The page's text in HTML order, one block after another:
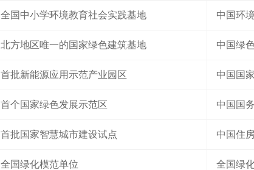
全国中小学环境教育社会实践基地 中国环
北方地区唯一的国家绿色建筑基地 中国绿
首批新能源应用示范产业园区 中国国
首个国家绿色发展示范区 中国国
首批国家智慧城市建设试点 中国住
全国绿化模范单位 全国绿